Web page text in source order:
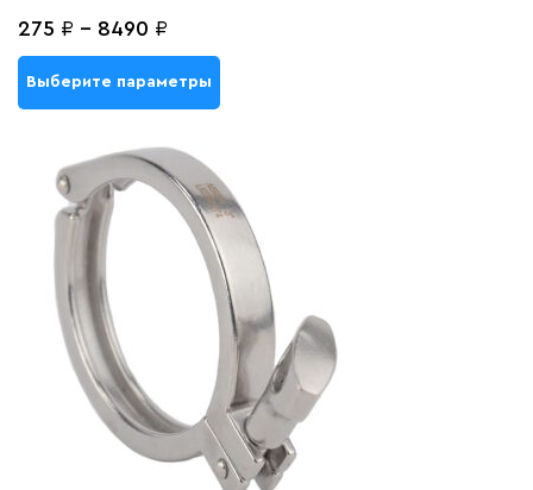
275 ₽ - 8490 ₽
Выберите параметры